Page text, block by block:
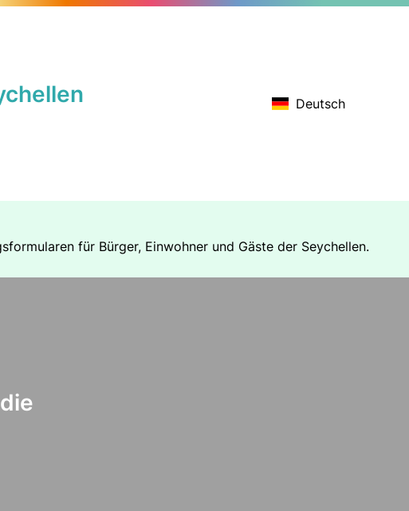
Deutsch
für Bürger, Einwohner und Gäste der Seychellen.